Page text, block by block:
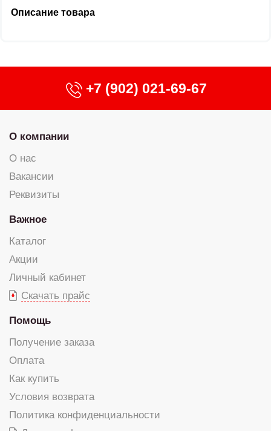
Описание товара
+7 (902) 021-69-67
О компании
О нас
Вакансии
Реквизиты
Важное
Каталог
Акции
Личный кабинет
Скачать прайс
Помощь
Получение заказа
Оплата
Как купить
Условия возврата
Политика конфиденциальности